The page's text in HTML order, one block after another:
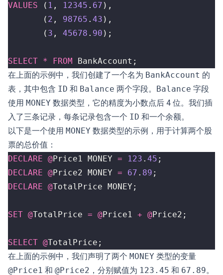
VALUES
( 1 , 12345 . 67 ),
( 2 , 98765 . 43 ),
( 3 , 45678 . 90 );
SELECT * FROM BankAccount ;
在上面的示例中，我们创建了一个名为 BankAccount 的
表，其中包含 ID 和 Balance 两个字段。 Balance 字段
使用 MONEY 数据类型，它的精度为小数点后 4 位。我们插
入了三条记录，每条记录包含一个 ID 和一个余额。
以下是一个使用 MONEY 数据类型的示例，用于计算两个股
票的总价值：
DECLARE @Price1 MONEY = 123 . 45 ;
DECLARE @Price2 MONEY = 67 . 89 ;
DECLARE @TotalPrice MONEY ;
SET @TotalPrice = @Price1 + @Price2 ;
SELECT @TotalPrice ;
在上面的示例中，我们声明了两个 MONEY 类型的变量
@Price1 和 @Price2 ，分别赋值为 123.45 和 67.89。